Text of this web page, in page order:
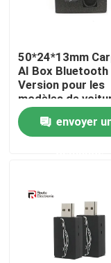
Contact
nouvelles
Demande de
Android
50*24*13mm
AI Box Bluetooth
Version pour les
modèles de
compatibles
envoyer